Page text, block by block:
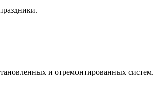
и отремонтированных систем.